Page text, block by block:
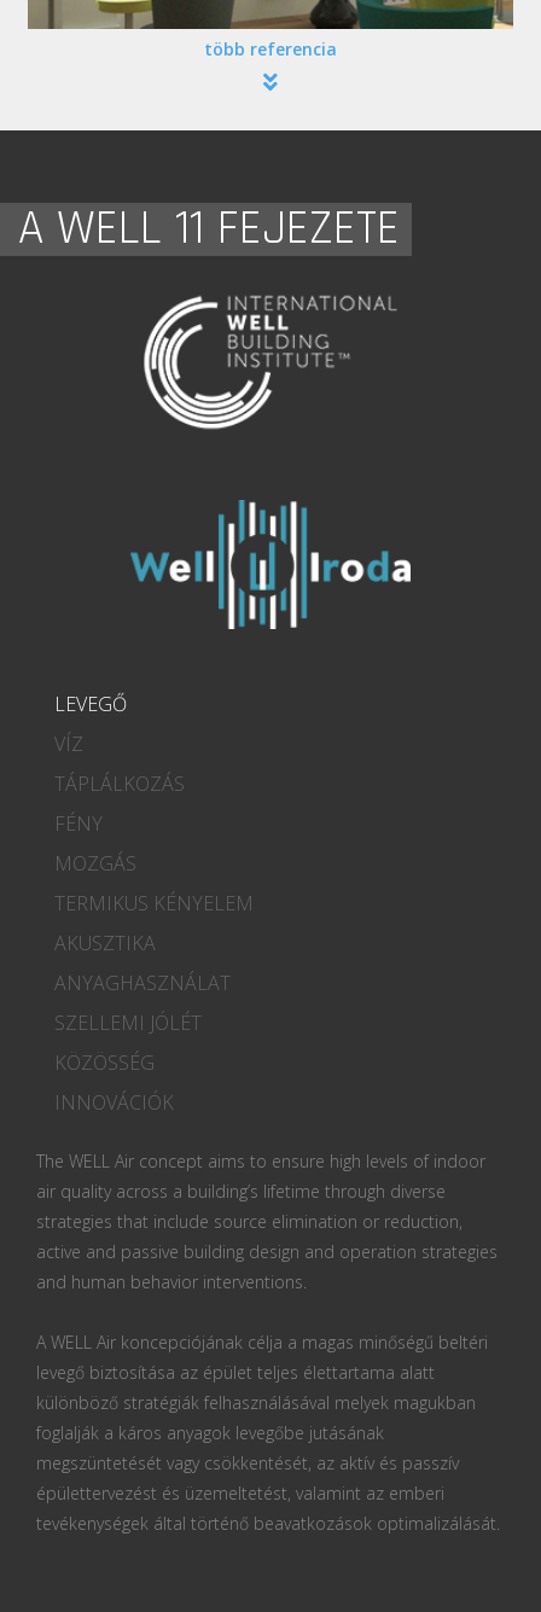
több referencia
A WELL 11 FEJEZETE
LEVEGŐ
VÍZ
TÁPLÁLKOZÁS
FÉNY
MOZGÁS
TERMIKUS KÉNYELEM
AKUSZTIKA
ANYAGHASZNÁLAT
SZELLEMI JÓLÉT
KÖZÖSSÉG
INNOVÁCIÓK
The WELL Air concept aims to ensure high levels of indoor
air quality across a building’s lifetime through diverse
strategies that include source elimination or reduction,
active and passive building design and operation strategies
and human behavior interventions.
A WELL Air koncepciójának célja a magas minőségű beltéri
levegő biztosítása az épület teljes élettartama alatt
különböző stratégiák felhasználásával melyek magukban
foglalják a káros anyagok levegőbe jutásának
megszüntetését vagy csökkentését, az aktív és passzív
épülettervezést és üzemeltetést, valamint az emberi
tevékenységek által történő beavatkozások optimalizálását.